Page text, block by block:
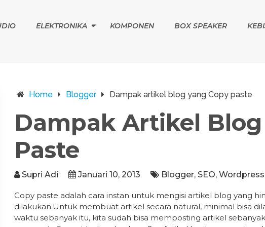
ELEKTRONIKA KOMPONEN BOX SPEAKER
Home Blogger Dampak artikel blog yang Copy paste
Dampak Artikel Blog
Paste
Supri Adi Januari 10, 2013 Blogger, SEO, Wordpress
Copy paste adalah cara instan untuk mengisi artikel blog yang
dilakukan.Untuk membuat artikel secara natural, minimal bisa
waktu sebanyak itu, kita sudah bisa memposting artikel